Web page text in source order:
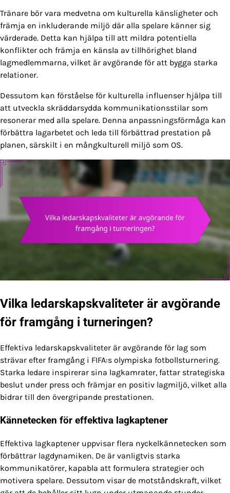
Tränare bör vara medvetna om kulturella känsligheter och
främja en inkluderande miljö där alla spelare känner sig
värderade. Detta kan hjälpa till att mildra potentiella
konflikter och främja en känsla av tillhörighet bland
lagmedlemmarna, vilket är avgörande för att bygga starka
relationer.
Dessutom kan förståelse för kulturella influenser hjälpa till
att utveckla skräddarsydda kommunikationsstilar som
resonerar med alla spelare. Denna anpassningsförmåga kan
förbättra lagarbetet och leda till förbättrad prestation på
planen, särskilt i en mångkulturell miljö som OS.
Vilka ledarskapskvaliteter är avgörande
för framgång i turneringen?
Effektiva ledarskapskvaliteter är avgörande för lag som
strävar efter framgång i FIFA:s olympiska fotbollsturnering.
Starka ledare inspirerar sina lagkamrater, fattar strategiska
beslut under press och främjar en positiv lagmiljö, vilket alla
bidrar till den övergripande prestationen.
Kännetecken för effektiva lagkaptener
Effektiva lagkaptener uppvisar flera nyckelkännetecken som
förbättrar lagdynamiken. De är vanligtvis starka
kommunikatörer, kapabla att formulera strategier och
motivera spelare. Dessutom visar de motståndskraft, vilket